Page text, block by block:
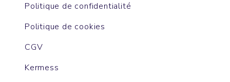
Politique de confidentialité
Politique de cookies
CGV
Kermess